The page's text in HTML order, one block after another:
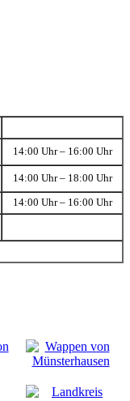
14:00 Uhr – 16:00 Uhr
14:00 Uhr – 18:00 Uhr
14:00 Uhr – 16:00 Uhr